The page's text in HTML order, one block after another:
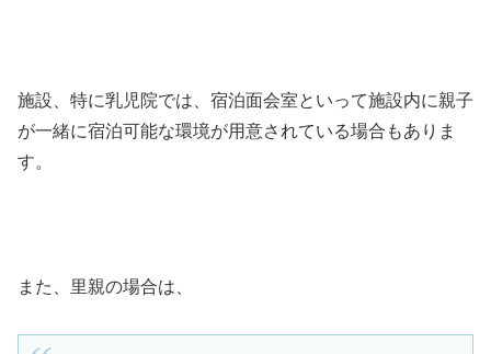
施設、特に乳児院では、宿泊面会室といって施設内に親子
が一緒に宿泊可能な環境が用意されている場合もありま
す。
また、里親の場合は、